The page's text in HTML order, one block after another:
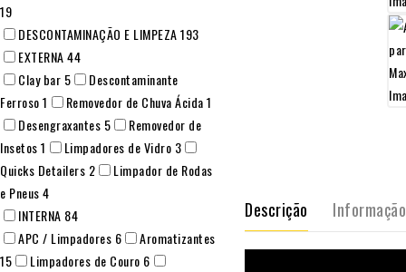
Descrição
19
DESCONTAMINAÇÃO E LIMPEZA193
EXTERNA44
Clay bar 5
Descontaminante
Ferroso1 Removedor de Chuva Ácida1
Desengraxantes 5
Removedor de
Insetos1 Limpadores de Vidro 3
Quicks Detailers 2
Limpador de Rodas
e Pneus4
INTERNA 84
APC / Limpadores 6
Aromatizantes
15
Limpadores de Couro 6